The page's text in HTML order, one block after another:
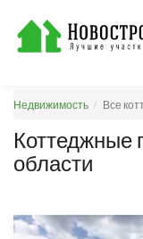
Недвижимость Все
Коттеджные
области